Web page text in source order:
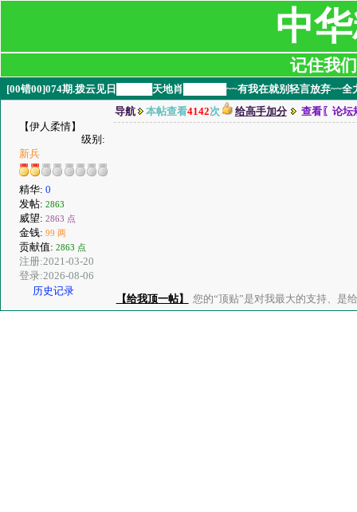
中
记住我
[00错00]074期.拨云见日█████天地肖██████~~有我在就别轻言放弃~~全
【伊人柔情】
级别:
新兵
精华: 0
发帖: 2863
威望: 2863 点
金钱: 99 两
贡献值: 2863 点
注册:2021-03-20
登录:2026-08-06
历史记录
导航 本帖查看4142次 给高手加分 查看〖论坛
【给我顶一帖】 您的“顶贴”是对我最大的支持、是